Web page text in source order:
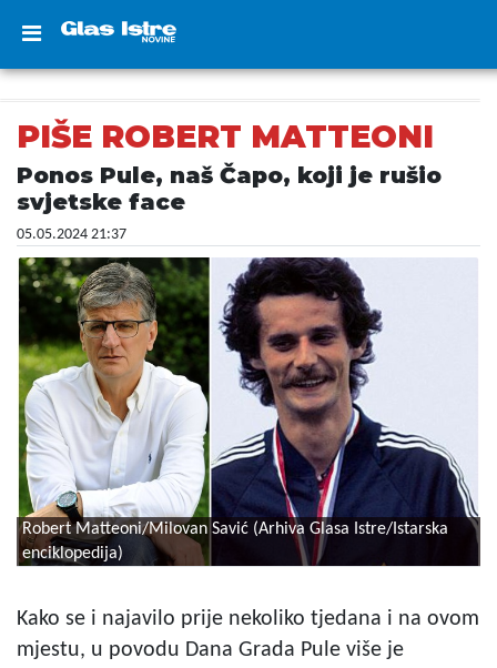
PIŠE ROBERT MATTEONI
Ponos Pule, naš Čapo, koji je rušio
svjetske face
05.05.2024 21:37
Robert Matteoni/Milovan Savić (Arhiva Glasa Istre/Istarska
enciklopedija)
Kako se i najavilo prije nekoliko tjedana i na ovom
mjestu, u povodu Dana Grada Pule više je